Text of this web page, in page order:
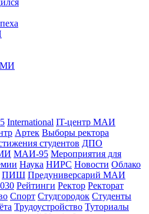
International IT-центр МАИ
Артек Выборы ректора
студентов ДПО
МАИ-95 Мероприятия для
Наука НИРС Новости Облако
ПИШ Предуниверсарий МАИ
Рейтинги Ректор Ректорат
Спорт Студгородок Студенты
Трудоустройство Туториалы